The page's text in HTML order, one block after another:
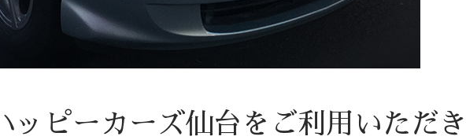
ッピーカーズ仙台をご利用いただき